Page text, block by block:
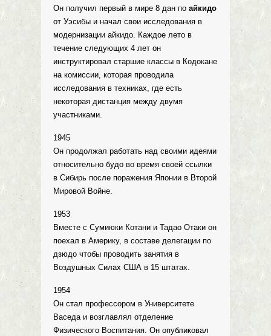
Он получил первый в мире 8 дан по айкидо
от Уэсибы и начал свои исследования в
модернизации айкидо. Каждое лето в
течение следующих 4 лет он
инструктировал старшие классы в Кодокане
на комиссии, которая проводила
исследования в техниках, где есть
некоторая дистанция между двумя
участниками.
1945
Он продолжал работать над своими идеями
относительно будо во время своей ссылки
в Сибирь после поражения Японии в Второй
Мировой Войне.
1953
Вместе с Сумиюки Котани и Тадао Отаки он
поехал в Америку, в составе делегации по
дзюдо чтобы проводить занятия в
Воздушных Силах США в 15 штатах.
1954
Он стал профессором в Университете
Васеда и возглавлял отделение
Физического Воспитания. Он опубликовал